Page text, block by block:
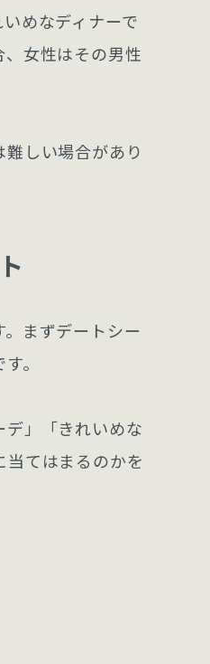
めなディナーで
女性はその男性
しい場合があり
まずデートシー
。
デ」「きれいめな
当てはまるのかを